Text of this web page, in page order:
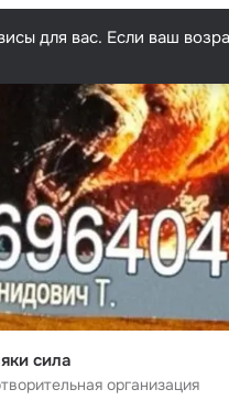
для вас. Если ваш
сила
организация